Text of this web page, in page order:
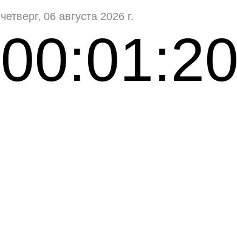
четверг, 06 августа 2026 г.
00:01:20